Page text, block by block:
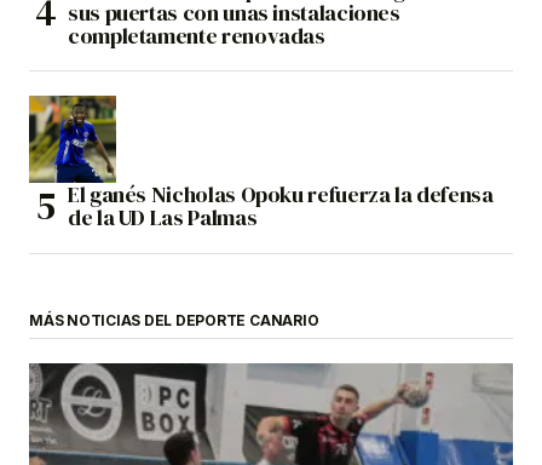
sus puertas con unas instalaciones
completamente renovadas
El ganés Nicholas Opoku refuerza la defensa
de la UD Las Palmas
MÁS NOTICIAS DEL DEPORTE CANARIO